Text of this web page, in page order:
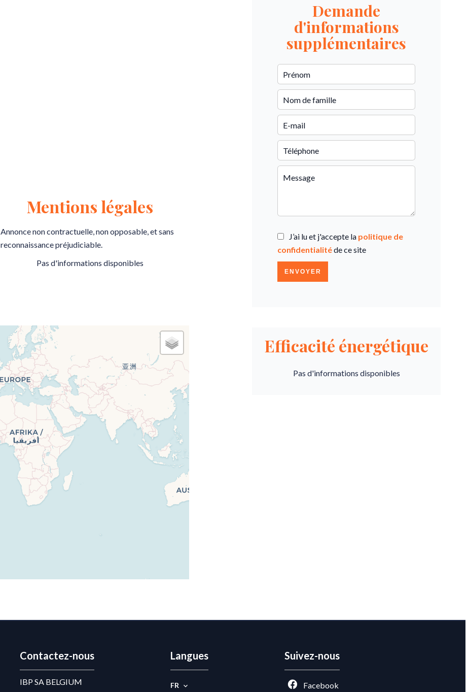
Mentions légales
Annonce non contractuelle, non opposable, et sans
reconnaissance préjudiciable.
Pas d'informations disponibles
Demande
d'informations
supplémentaires
J’ai lu et j'accepte la politique de
confidentialitéde ce site
ENVOYER
Efficacité énergétique
Pas d'informations disponibles
Contactez-nous
IBP SA BELGIUM
Langues
FR
Suivez-nous
Facebook